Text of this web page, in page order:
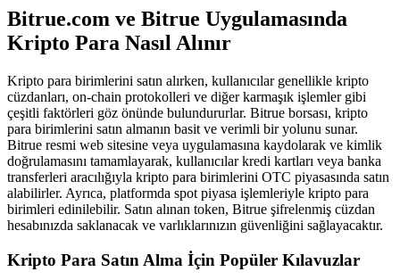
COIN-M Vadeli İşlemleri
Kripto Para Vadeli İşlemleri
TradFi
Bitrue.com ve Bitrue Uygulamasında
Kripto Para Nasıl Alınır
Kripto para birimlerini satın alırken, kullanıcılar genellikle kripto
cüzdanları, on-chain protokolleri ve diğer karmaşık işlemler gibi
çeşitli faktörleri göz önünde bulundururlar. Bitrue borsası, kripto
para birimlerini satın almanın basit ve verimli bir yolunu sunar.
Bitrue resmi web sitesine veya uygulamasına kaydolarak ve kimlik
doğrulamasını tamamlayarak, kullanıcılar kredi kartları veya banka
transferleri aracılığıyla kripto para birimlerini OTC piyasasında satın
alabilirler. Ayrıca, platformda spot piyasa işlemleriyle kripto para
birimleri edinilebilir. Satın alınan token, Bitrue şifrelenmiş cüzdan
hesabınızda saklanacak ve varlıklarınızın güvenliğini sağlayacaktır.
Kripto Para Satın Alma İçin Popüler Kılavuzlar